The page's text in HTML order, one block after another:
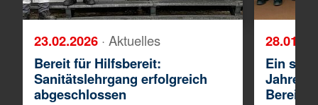
23.02.2026 · Aktuelles
Bereit für Hilfsbereit:
Sanitätslehrgang erfolgreich
abgeschlossen
Ein